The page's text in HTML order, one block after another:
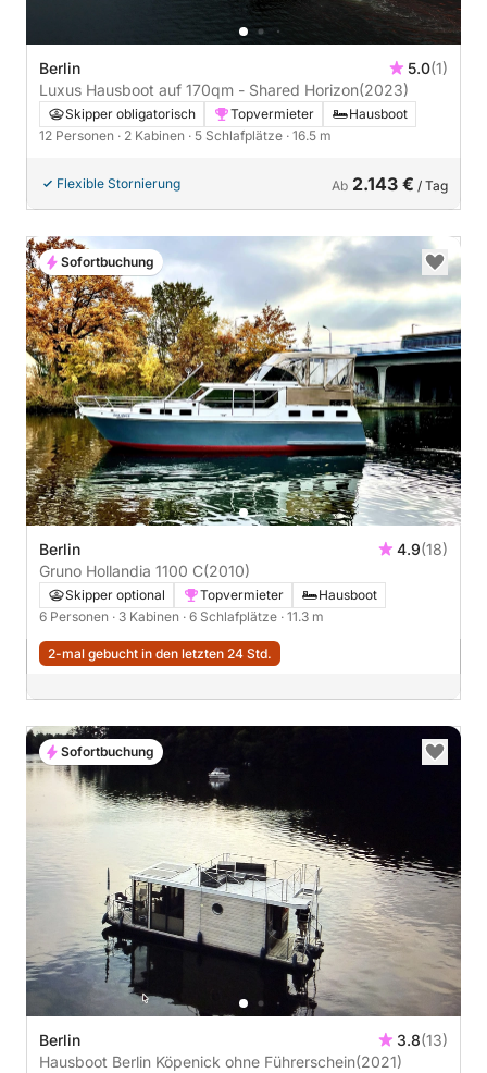
Berlin 5.0(1)
Luxus Hausboot auf 170qm - Shared Horizon(2023)
Skipper obligatorisch Topvermieter
Hausboot
12 Personen · 2 Kabinen · 5 Schlafplätze · 16.5 m
Flexible Stornierung Ab 2.143 € / Tag
Berlin 4.9(18)
Gruno Hollandia 1100 C(2010)
Skipper optional Topvermieter
Hausboot
6 Personen · 3 Kabinen · 6 Schlafplätze · 11.3 m
2-mal gebucht in den letzten 24 Std.
Sofortbuchung
Berlin 3.8(13)
Hausboot Berlin Köpenick ohne Führerschein(2021)
Sofortbuchung